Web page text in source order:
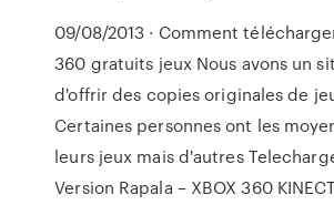
09/08/2013 · Comment
360 gratuits jeux Nous avons un
d'offrir des copies originales de
Certaines personnes ont les
leurs jeux mais d'autres
Version Rapala – XBOX 360